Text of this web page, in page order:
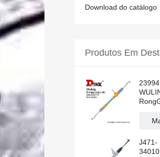
Download do catálogo
Produtos Em
J471-